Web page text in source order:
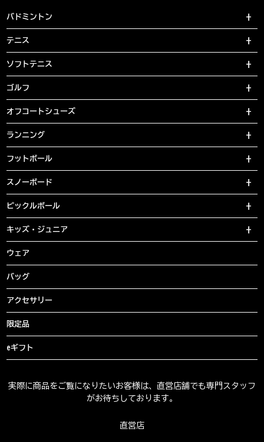
バドミントン
テニス
ソフトテニス
ゴルフ
オフコートシューズ
ランニング
フットボール
スノーボード
ピックルボール
キッズ・ジュニア
ウェア
バッグ
アクセサリー
限定品
eギフト
実際に商品をご覧になりたいお客様は、直営店舗でも専門スタッフ
がお待ちしております。
直営店